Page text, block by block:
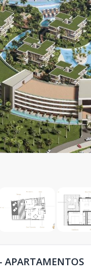
APARTAMENTOS